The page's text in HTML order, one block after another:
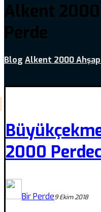
Alkent
Perde
Blog Alkent 2000
2000
Bir Perde9 Ekim 2018